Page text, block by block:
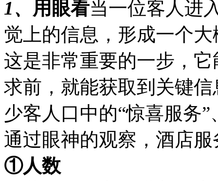
1、 用眼看当一位客人进
觉上的信息，形成一个
这是非常重要的一步，
求前，就能获取到关键
少客人口中的“惊喜服务
通过眼神的观察，酒店
①人数